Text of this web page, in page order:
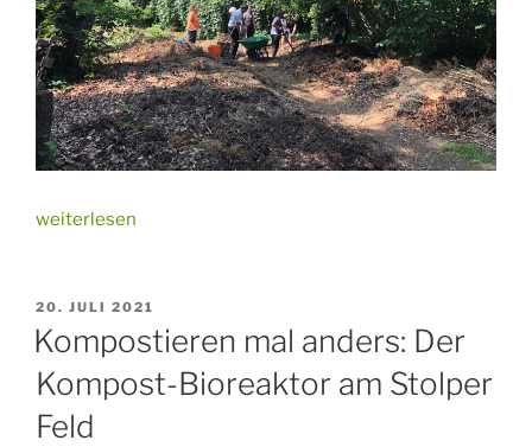
„Update
weiterlesen
VERÖFFENTLICHT
AM
20. JULI 2021
Kompostieren mal anders: Der
Kompost-Bioreaktor am Stolper
Feld